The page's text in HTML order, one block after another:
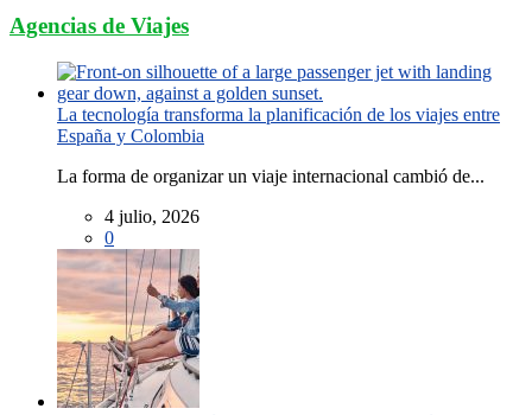
Agencias de Viajes
La tecnología transforma la planificación de los viajes entre
España y Colombia
La forma de organizar un viaje internacional cambió de...
4 julio, 2026
0